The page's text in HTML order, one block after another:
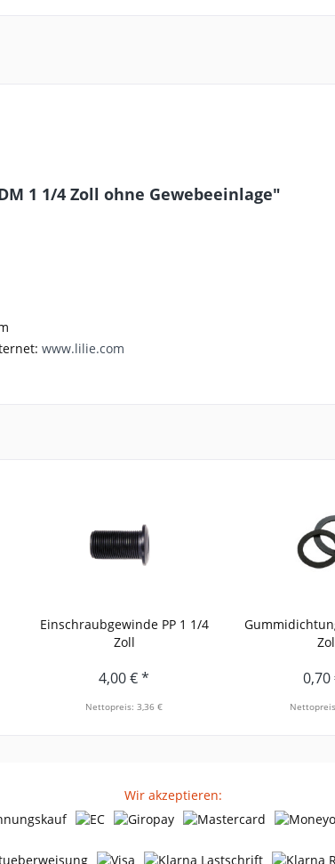
1 1/4 Zoll ohne Gewebeeinlage"
www.lilie.com
Einschraubgewinde PP 1 1/4
Zoll
4,00 € *
Nettopreis: 3,36 €
0,70
Wir akzeptieren: